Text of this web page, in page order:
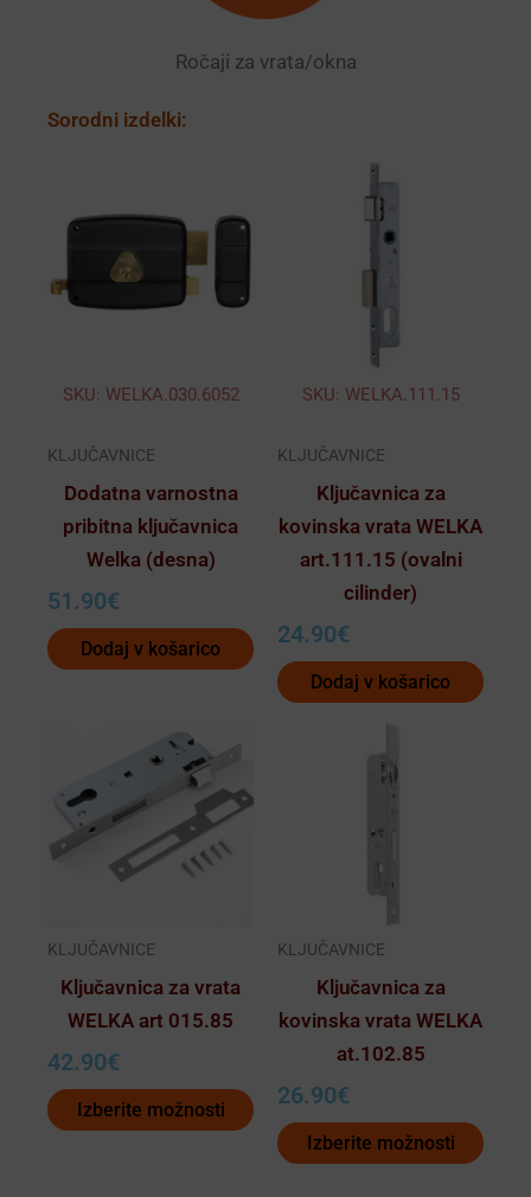
Ročaji za vrata/okna
Sorodni izdelki:
SKU: WELKA.030.6052
KLJUČAVNICE
Dodatna varnostna
pribitna ključavnica
Welka (desna)
51.90€
Dodaj v košarico
SKU: WELKA.111.15
KLJUČAVNICE
Ključavnica za
kovinska vrata WELKA
art.111.15 (ovalni
cilinder)
24.90€
Dodaj v košarico
KLJUČAVNICE
Ključavnica za vrata
WELKA art 015.85
42.90€
Izberite možnosti
ima
več
različic.
lahko
izdelka
KLJUČAVNICE
Ključavnica za
kovinska vrata WELKA
at.102.85
26.90€
Izberite možnosti
lahko